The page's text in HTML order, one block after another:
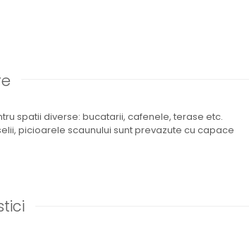
spatii diverse: bucatarii, cafenele, terase etc.
picioarele scaunului sunt prevazute cu capace